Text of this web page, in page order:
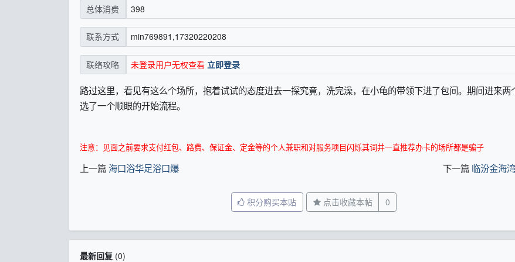
总体消费 398
联系方式 min769891,17320220208
联络攻略 未登录用户无权查看 立即登录
路过这里，看见有这么个场所，抱着试试的态度进去一探究竟，洗完澡，在小龟的带领下进了包间。期间进来两
选了一个顺眼的开始流程。
注意：见面之前要求支付红包、路费、保证金、定金等的个人兼职和对服务项目闪烁其词并一直推荐办卡的场所都是骗子
上一篇 海口浴华足浴口爆 下一篇 临汾金海
积分购买本贴 点击收藏本帖 0
最新回复(0)